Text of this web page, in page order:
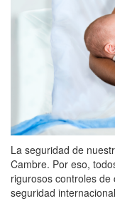
La seguridad de
Cambre. Por eso,
rigurosos controles
seguridad